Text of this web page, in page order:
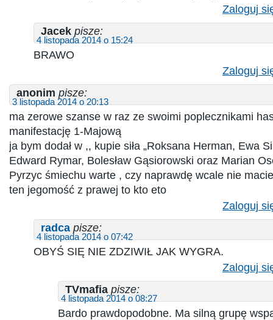
Zaloguj
Jacek pisze:
4 listopada 2014 o 15:24
BRAWO
Zaloguj
anonim pisze:
3 listopada 2014 o 20:13
ma zerowe szanse w raz ze swoimi poplecznikami
manifestację 1-Majową
ja bym dodał w ,, kupie siła „Roksana Herman, Ewa
Edward Rymar, Bolesław Gąsiorowski oraz Marian
Pyrzyc śmiechu warte , czy naprawdę wcale nie
ten jegomość z prawej to kto eto
Zaloguj
radca pisze:
4 listopada 2014 o 07:42
OBYŚ SIĘ NIE ZDZIWIŁ JAK WYGRA.
Zaloguj
TVmafia pisze:
4 listopada 2014 o 08:27
Bardo prawdopodobne. Ma silną grupę